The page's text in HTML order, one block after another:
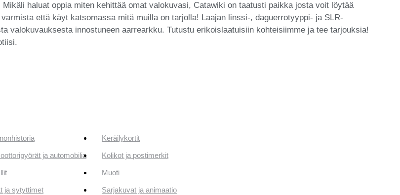
haluat oppia miten kehittää omat valokuvasi, Catawiki on taatusti paikka josta voit löytää
että käyt katsomassa mitä muilla on tarjolla! Laajan linssi-, daguerrotyyppi- ja SLR-
valokuvauksesta innostuneen aarrearkku. Tutustu erikoislaatuisiin kohteisiimme ja tee tarjouksia!
Keräilykortit
ja automobilia Kolikot ja postimerkit
Muoti
ja sytyttimet Sarjakuvat ja animaatio